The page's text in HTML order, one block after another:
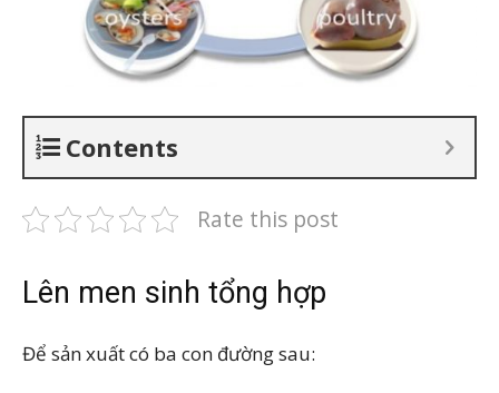
Contents
Rate this post
Lên men sinh tổng hợp
Để sản xuất có ba con đường sau: